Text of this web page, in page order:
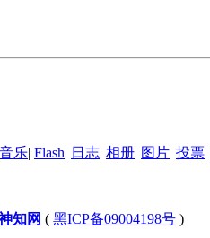
音乐| Flash| 日志| 相册| 图片| 投票|
知网 ( 黑ICP备09004198号 )